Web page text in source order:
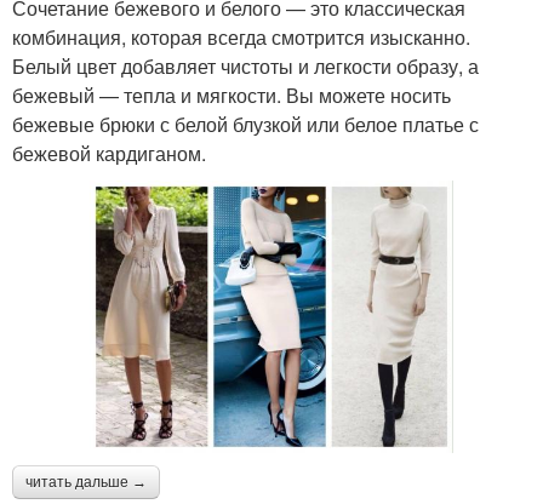
Сочетание бежевого и белого — это классическая
комбинация, которая всегда смотрится изысканно.
Белый цвет добавляет чистоты и легкости образу, а
бежевый — тепла и мягкости. Вы можете носить
бежевые брюки с белой блузкой или белое платье с
бежевой кардиганом.
читать дальше →